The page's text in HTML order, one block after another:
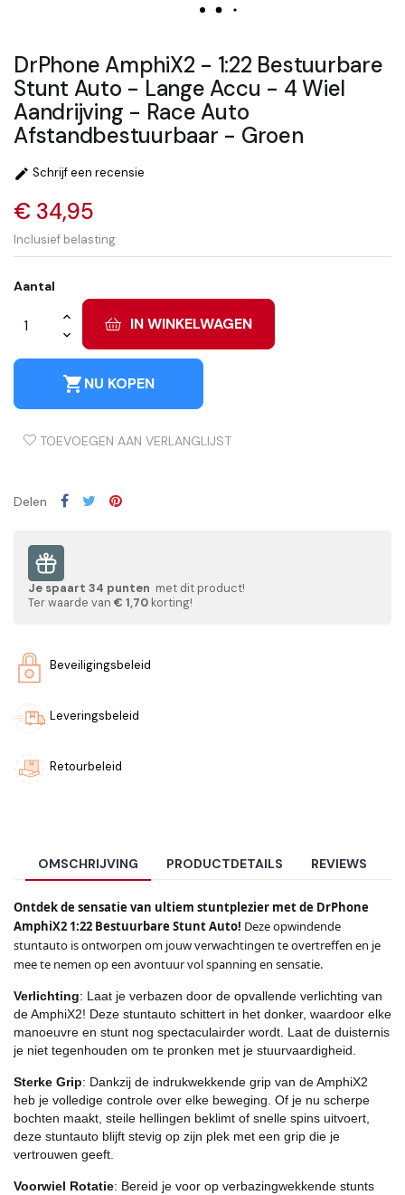
DrPhone AmphiX2 - 1:22 Bestuurbare
Stunt Auto - Lange Accu - 4 Wiel
Aandrijving - Race Auto
Afstandbestuurbaar - Groen
 Schrijf een recensie
€ 34,95
Inclusief belasting
Aantal
IN WINKELWAGEN
shopping_cartNU KOPEN
TOEVOEGEN AAN VERLANGLIJST
Delen
Je spaart 34 punten met dit product!
Ter waarde van € 1,70 korting!
Beveiligingsbeleid
Leveringsbeleid
Retourbeleid
OMSCHRIJVING PRODUCTDETAILS REVIEWS
Ontdek de sensatie van ultiem stuntplezier met de DrPhone
AmphiX2 1:22 Bestuurbare Stunt Auto! Deze opwindende
stuntauto is ontworpen om jouw verwachtingen te overtreffen en je
mee te nemen op een avontuur vol spanning en sensatie.
Verlichting: Laat je verbazen door de opvallende verlichting van
de AmphiX2! Deze stuntauto schittert in het donker, waardoor elke
manoeuvre en stunt nog spectaculairder wordt. Laat de duisternis
je niet tegenhouden om te pronken met je stuurvaardigheid.
Sterke Grip: Dankzij de indrukwekkende grip van de AmphiX2
heb je volledige controle over elke beweging. Of je nu scherpe
bochten maakt, steile hellingen beklimt of snelle spins uitvoert,
deze stuntauto blijft stevig op zijn plek met een grip die je
vertrouwen geeft.
Voorwiel Rotatie: Bereid je voor op verbazingwekkende stunts